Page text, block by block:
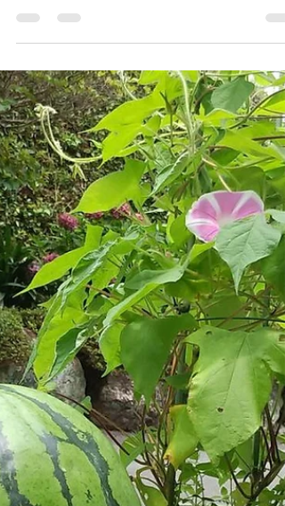
しです 朝食でも温かいお料理が欲しいくな
る季節になりましたね さて 今回は 高知県
フードと呼ばれるほど有名なのが チキン南
蛮 です...